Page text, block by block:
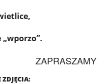
„wporzo”.
ZAPRASZAMY
ZDJĘCIA: